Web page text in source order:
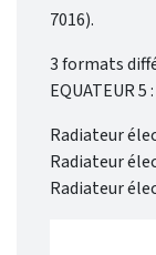
7016).
3 formats
EQUATEUR 5 :
Radiateur
Radiateur
Radiateur